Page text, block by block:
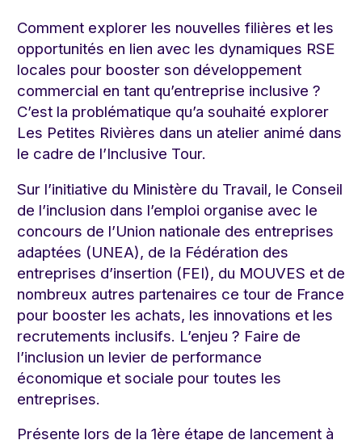
Comment explorer les nouvelles filières et les
opportunités en lien avec les dynamiques RSE
locales pour booster son développement
commercial en tant qu’entreprise inclusive ?
C’est la problématique qu’a souhaité explorer
Les Petites Rivières dans un atelier animé dans
le cadre de l’Inclusive Tour.
Sur l’initiative du Ministère du Travail, le Conseil
de l’inclusion dans l’emploi organise avec le
concours de l’Union nationale des entreprises
adaptées (UNEA), de la Fédération des
entreprises d’insertion (FEI), du MOUVES et de
nombreux autres partenaires ce tour de France
pour booster les achats, les innovations et les
recrutements inclusifs. L’enjeu ? Faire de
l’inclusion un levier de performance
économique et sociale pour toutes les
entreprises.
Présente lors de la 1ère étape de lancement à